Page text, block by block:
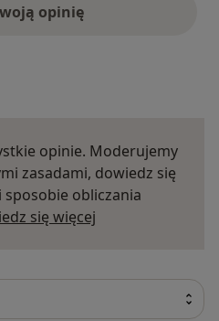
opinię
opinie. Moderujemy
zasadami, dowiedz się
obliczania
się więcej